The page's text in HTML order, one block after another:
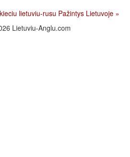
lietuviu-rusu Pažintys Lietuvoje »
Lietuviu-Anglu.com